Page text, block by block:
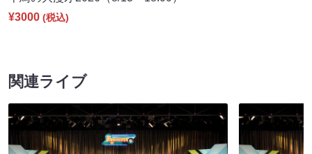
¥3000 (税込)
関連ライブ